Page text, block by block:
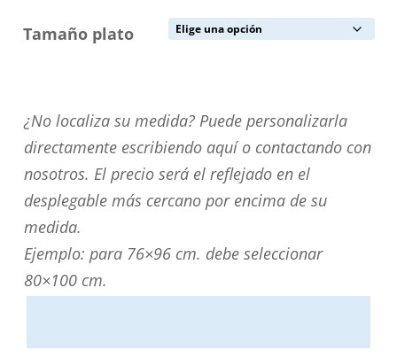
Tamaño plato
¿No
localiza
su
medida?
Puede
personalizarla
directamente
¿No localiza su medida? Puede personalizarla
directamente escribiendo aquí o contactando con
nosotros. El precio será el reflejado en el
desplegable más cercano por encima de su
medida.
Ejemplo: para 76×96 cm. debe seleccionar
80×100 cm.